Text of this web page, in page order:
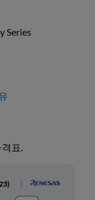
Series
표.
)